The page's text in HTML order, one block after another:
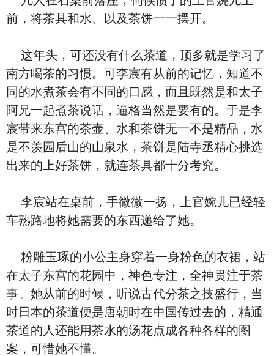
前，将茶具和水、以及茶饼一一摆开。
这年头，可还没有什么茶道，顶多就是学习了
南方喝茶的习惯。可李宸有从前的记忆，知道不
同的水煮茶会有不同的口感，而且既然是和太子
阿兄一起煮茶说话，逼格当然是要有的。于是李
宸带来东宫的茶壶、水和茶饼无一不是精品，水
是不羡园后山的山泉水，茶饼是陆寺丞精心挑选
出来的上好茶饼，就连茶具都十分考究。
李宸站在桌前，手微微一扬，上官婉儿已经轻
车熟路地将她需要的东西递给了她。
粉雕玉琢的小公主身穿着一身粉色的衣裙，站
在太子东宫的花园中，神色专注，全神贯注于茶
事。她从前的时候，听说古代分茶之技盛行，当
时日本的茶道便是唐朝时在中国传过去的，精通
茶道的人还能用茶水的汤花点成各种各样的图
案，可惜她不懂。